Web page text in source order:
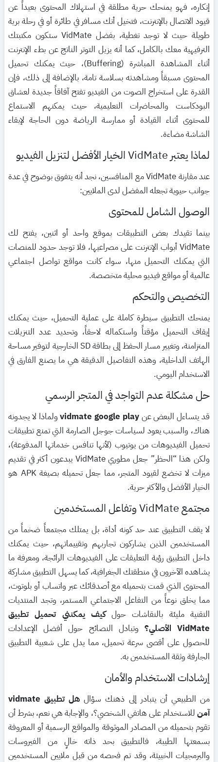
إنكاره، فهو يمنحك حرية مطلقة في استهلاك المحتوى بعيداً عن
قيود الاتصال بالإنترنت، فتخيل أنك مسافر في طائرة أو في رحلة برية
طويلة حيث لا توجد تغطية، بفضل VidMate ستكون مكتبتك
الترفيهية معك بالكامل، كما أنه يزيل التوتر الناتج عن بطء الإنترنت
أثناء المشاهدة المباشرة (Buffering)، حيث يمكنك تحميل
المحتوى مسبقاً ومشاهدته بسلاسة تامة، بالإضافة إلى ذلك، فإن
القدرة على استخراج الصوت من الفيديو تفتح آفاقاً جديدة لعشاق
البودكاست والمحاضرات التعليمية، حيث يمكنهم الاستماع
للمحتوى أثناء القيادة أو ممارسة الرياضة دون الحاجة لإبقاء
الشاشة مضاءة.
لماذا يعتبر VidMate الخيار الأفضل لتنزيل الفيديو
عند مقارنة VidMate مع المنافسين، نجد أنه يتفوق بوضوح في عدة
جوانب حيوية تجعله المفضل لدى الملايين:
الوصول الشامل للمحتوى
بينما تقيدك بعض التطبيقات بموقع واحد أو اثنين، يفتح لك
VidMate أبواب الإنترنت على مصراعيها، فلا توجد حدود للمنصات
التي يمكنك التحميل منها، سواء كانت مواقع تواصل اجتماعي
عالمية أو مواقع فيديو محلية متخصصة.
التخصيص والتحكم
يمنحك التطبيق سيطرة كاملة على عملية التحميل، حيث يمكنك
إيقاف التحميل مؤقتاً واستكماله لاحقاً، وتحديد عدد التنزيلات
المتزامنة، وتغيير مسار الحفظ إلى بطاقة SD الخارجية لتوفير مساحة
الهاتف الداخلية، وهذه التفاصيل الدقيقة هي ما يصنع الفارق في
الاستخدام اليومي.
حل مشكلة عدم التواجد في المتجر الرسمي
قد يتساءل البعض عنvidmate google playولماذا لا يجدونه
هناك، والسبب يعود لسياسات جوجل الصارمة التي تمنع تطبيقات
تحميل الفيديوهات من يوتيوب (لأنها تنافس خدماتها المدفوعة)،
ولكن هذا “الحظر” جعل مطوري VidMate يبدعون أكثر في تقديم
ميزات لا تخضع لقيود المتجر، مما جعل تحميله بصيغة APK هو
الخيار الأفضل والأكثر حرية.
مجتمع VidMate وتفاعل المستخدمين
لا يقف التطبيق عند حد كونه أداة، بل يمتلك مجتمعاً ضخماً من
المستخدمين الذين يشاركون تجاربهم وتقييماتهم، حيث يمكنك
داخل التطبيق رؤية التعليقات على الفيديوهات الرائجة، ومعرفة ما
يشاهده الآخرون في منطقتك الجغرافية، كما يسهل التطبيق مشاركة
المحتوى الذي قمت بتحميله مع أصدقائك عبر واتساب أو بلوتوث،
مما يخلق نوعاً من التفاعل الاجتماعي المستمر، وتجد المنتديات
التقنية مليئة بالنقاشات حولكيف يمكنني تحميل تطبيق
VidMate الأصلي؟
وتبادل النصائح حول أفضل الإعدادات
للحصول على أقصى سرعة تحميل، مما يدل على شعبية التطبيق
الجارفة وثقة المستخدمين به.
إرشادات الاستخدام والأمان
من الطبيعي أن يتبادر إلى ذهنك سؤال
هل تطبيق vidmate
آمن للاستخدام على هاتفي الشخصي؟، والإجابة هي نعم، بشرط أن
تقوم بتحميله من المصادر الموثوقة والمواقع الرسمية أو المعروفة
بسمعتها الطيبة، فالتطبيق بحد ذاته خالٍ من الفيروسات
والبرمجيات الخبيثة، وقد تم فحصه من قبل ملايين المستخدمين